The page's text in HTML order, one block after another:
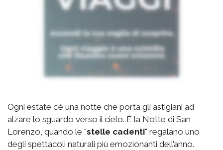
Ogni estate c’è una notte che porta gli astigiani ad
alzare lo sguardo verso il cielo. È la Notte di San
Lorenzo, quando le "stelle cadenti" regalano uno
degli spettacoli naturali più emozionanti dell’anno.